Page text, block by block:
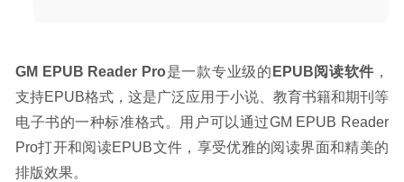
GM EPUB Reader Pro是一款专业级的 EPUB阅读软件 ，
支持EPUB格式，这是广泛应用于小说、教育书籍和期刊等
电子书的一种标准格式。用户可以通过GM EPUB Reader
Pro打开和阅读EPUB文件，享受优雅的阅读界面和精美的
排版效果。